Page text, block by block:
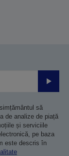
să
de analize de piață
și serviciile
pe baza
este descris în